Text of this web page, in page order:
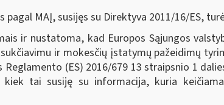
pagal MAĮ, susijęs su Direktyva 2011/16/ES,
ir nustatoma, kad Europos Sąjungos
ir mokesčių įstatymų pažeidimų
(ES) 2016/679 13 straipsnio 1
tai susiję su informacija, kuria